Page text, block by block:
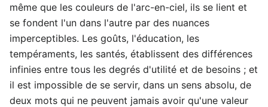
même que les couleurs de l'arc-en-ciel, ils se lient et
se fondent l'un dans l'autre par des nuances
imperceptibles. Les goûts, l'éducation, les
tempéraments, les santés, établissent des différences
infinies entre tous les degrés d'utilité et de besoins ; et
il est impossible de se servir, dans un sens absolu, de
deux mots qui ne peuvent jamais avoir qu'une valeur